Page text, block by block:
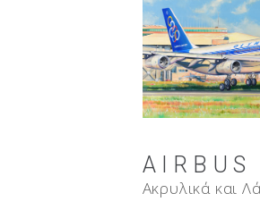
AIRBUS
Ακρυλικά και